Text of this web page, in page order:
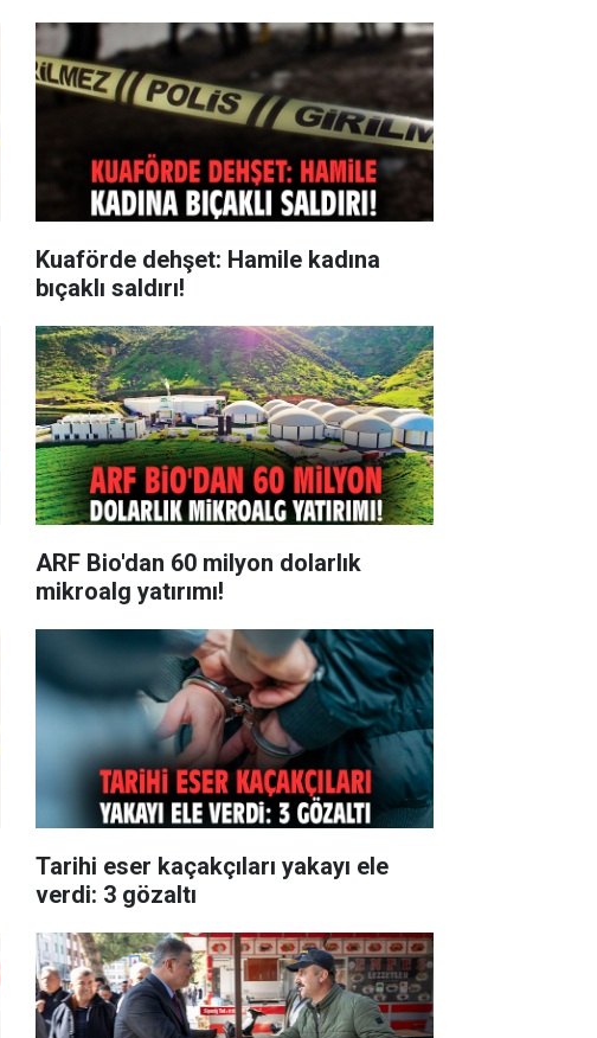
Kuaförde dehşet: Hamile kadına
bıçaklı saldırı!
ARF Bio'dan 60 milyon dolarlık
mikroalg yatırımı!
Tarihi eser kaçakçıları yakayı ele
verdi: 3 gözaltı